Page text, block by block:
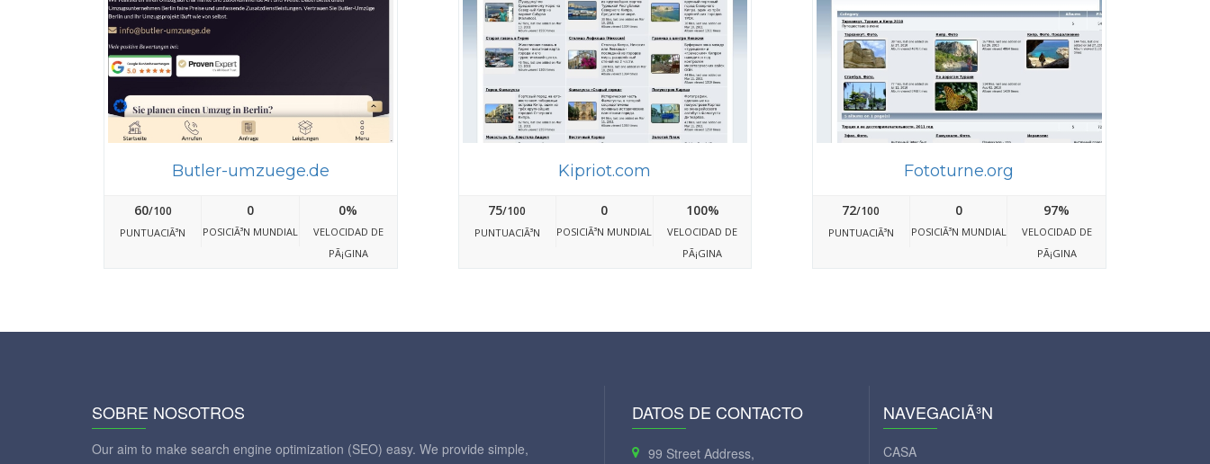
Butler-umzuege.de
60/100
PUNTUACIÃ³N
0
POSICIÃ³N MUNDIAL
0%
VELOCIDAD DE
PÃ¡GINA
Kipriot.com
75/100
PUNTUACIÃ³N
0
POSICIÃ³N MUNDIAL
100%
VELOCIDAD DE
PÃ¡GINA
Fototurne.org
72/100
PUNTUACIÃ³N
0
POSICIÃ³N MUNDIAL
97%
VELOCIDAD DE
PÃ¡GINA
SOBRE NOSOTROS
Our aim to make search engine optimization (SEO) easy. We provide simple,
DATOS DE CONTACTO
99 Street Address,
NAVEGACIÃ³N
CASA